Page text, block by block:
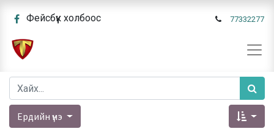
Фейсбүүк холбоос 77332277
Ердийн үнэ